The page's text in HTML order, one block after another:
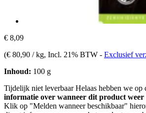
€ 8,09
(€ 80,90 / kg, Incl. 21% BTW - Exclusief
Inhoud: 100 g
Tijdelijk niet leverbaarHelaas hebben we op
informatie over wanneer dit product
Klik op "Melden wanneer beschikbaar"